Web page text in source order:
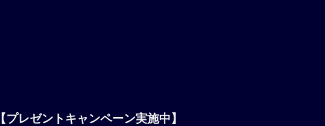
【プレゼントキャンペーン実施中】